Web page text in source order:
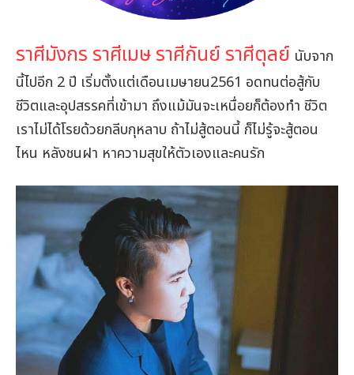
ราศีมังกร ราศีเมษ ราศีกันย์ ราศีตุลย์ นับจาก
นี้ไปอีก 2 ปี เริ่มตั้งแต่เดือนเมษายน2561 อดทนต่อสู้กับ
ชีวิตและอุปสรรคที่เข้ามา ถึงแม้มันจะเหนื่อยก็ต้องทำ ชีวิต
เราไม่ได้โรยด้วยกลีบกุหลาบ ถ้าไม่สู้ตอนนี้ ก็ไม่รู้จะสู้ตอน
ไหน หลังชนฝา หาความสุขให้ตัวเองและคนรัก